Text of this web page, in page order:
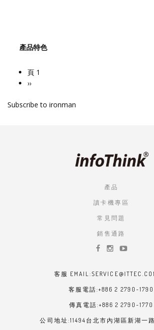
產品特色
Pagination
頁 1
下
頁
››
Subscribe to ironman
產品
讀卡機專區
常見問題
銷售通路
客服
客服電話:+886 2 2790-1790
傳真電話:+886 2 2790-1770
公司地址:11494台北市內湖區新湖一